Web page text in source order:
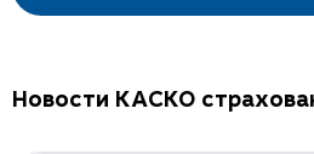
Новости КАСКО